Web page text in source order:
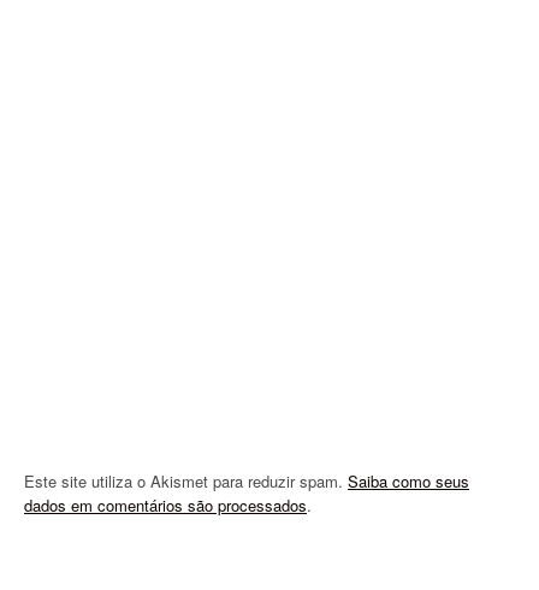
Este site utiliza o Akismet para reduzir spam. Saiba como seus
dados em comentários são processados.